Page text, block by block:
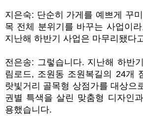
지은숙: 단순히 가게를 예쁘게 꾸
목 전체 분위기를 바꾸는 사업이
지난해 하반기 사업은 마무리됐다
전은송: 그렇습니다. 지난해 하반
림로드, 조원동 조원복길의 24개
랏빛거리 골목형 상점가를 대상으
권별 특색을 살린 맞춤형 디자인
용했습니다.